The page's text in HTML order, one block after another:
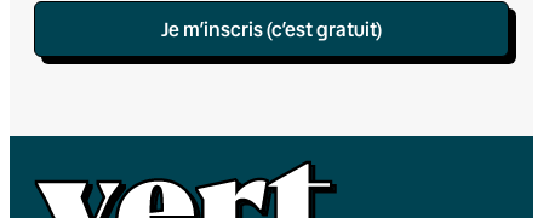
Je m’inscris (c’est gratuit)